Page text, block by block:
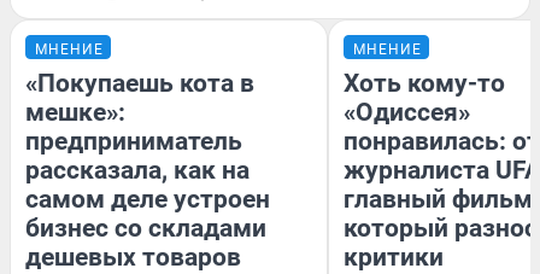
МНЕНИЕ
«Покупаешь кота в
мешке»:
предприниматель
рассказала, как на
самом деле устроен
бизнес со складами
дешевых товаров
МНЕНИЕ
Хоть кому-то
«Одиссея»
понравилась:
журналиста
главный фильм
который
критики